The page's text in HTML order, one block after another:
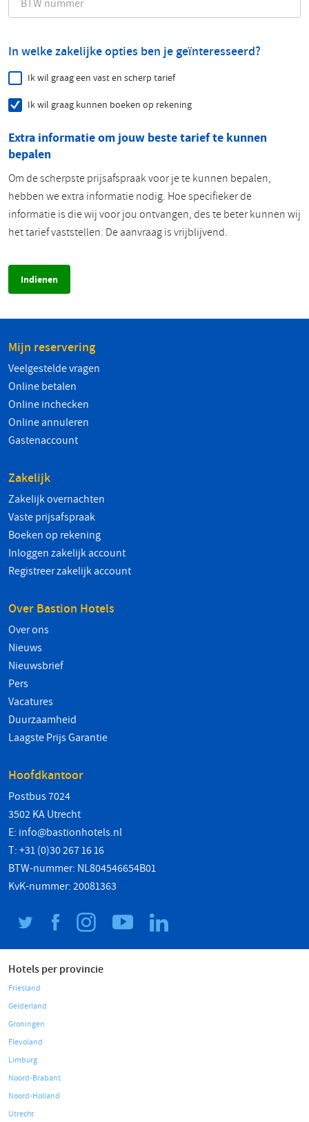
In welke zakelijke opties ben je geïnteresseerd?
Ik wil graag een vast en scherp tarief
Ik wil graag kunnen boeken op rekening
Extra informatie om jouw beste tarief te kunnen
bepalen
Om de scherpste prijsafspraak voor je te kunnen bepalen,
hebben we extra informatie nodig. Hoe specifieker de
informatie is die wij voor jou ontvangen, des te beter kunnen wij
het tarief vaststellen. De aanvraag is vrijblijvend.
Mijn reservering
Veelgestelde vragen
Online betalen
Online inchecken
Online annuleren
Gastenaccount
Zakelijk
Zakelijk overnachten
Vaste prijsafspraak
Boeken op rekening
Inloggen zakelijk account
Registreer zakelijk account
Over Bastion Hotels
Over ons
Nieuws
Nieuwsbrief
Pers
Vacatures
Duurzaamheid
Laagste Prijs Garantie
Hoofdkantoor
Postbus 7024
3502 KA Utrecht
E: info@bastionhotels.nl
T: +31 (0)30 267 16 16
BTW-nummer: NL804546654B01
KvK-nummer: 20081363
Hotels per provincie
Friesland
Gelderland
Groningen
Flevoland
Limburg
Noord-Brabant
Noord-Holland
Utrecht